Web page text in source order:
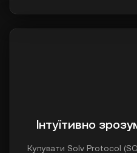
Інтуїтивно
Купувати Solv Protocol